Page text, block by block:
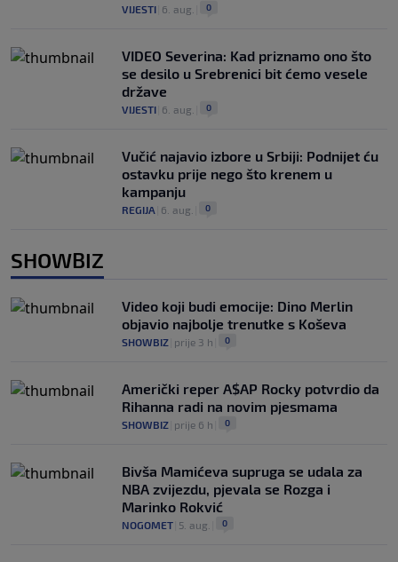
VIJESTI 6. aug. 0
VIDEO Severina: Kad priznamo ono što
se desilo u Srebrenici bit ćemo vesele
države
VIJESTI 6. aug. 0
Vučić najavio izbore u Srbiji: Podnijet ću
ostavku prije nego što krenem u
kampanju
REGIJA 6. aug. 0
SHOWBIZ
Video koji budi emocije: Dino Merlin
objavio najbolje trenutke s Koševa
SHOWBIZ prije 3 h 0
Američki reper A$AP Rocky potvrdio da
Rihanna radi na novim pjesmama
SHOWBIZ prije 6 h 0
Bivša Mamićeva supruga se udala za
NBA zvijezdu, pjevala se Rozga i
Marinko Rokvić
NOGOMET 5. aug. 0